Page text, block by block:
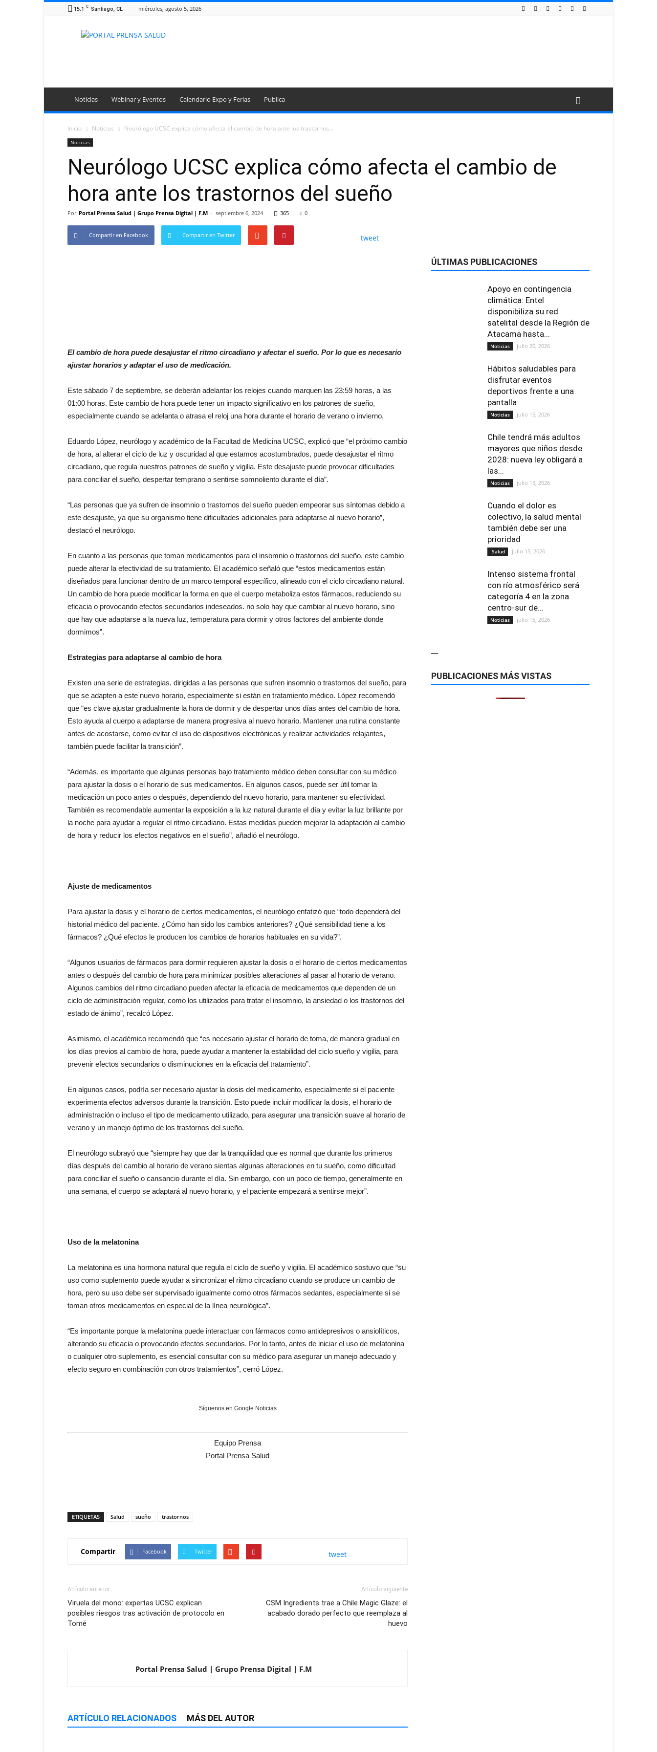
15.1 C Santiago, CL miércoles, agosto 5, 2026
Portal
Noticias Webinar y Eventos Calendario Expo y Ferias Publica
Inicio Noticias Neurólogo UCSC explica cómo afecta el cambio de hora ante los trastornos...
Noticias
Neurólogo UCSC explica cómo afecta el cambio de
hora ante los trastornos del sueño
Por Portal Prensa Salud | Grupo Prensa Digital | F.M - septiembre 6, 2024 365 0
Compartir en Facebook Compartir en Twitter tweet
El cambio de hora puede desajustar el ritmo circadiano y afectar el sueño. Por lo que es necesario
ajustar horarios y adaptar el uso de medicación.
Este sábado 7 de septiembre, se deberán adelantar los relojes cuando marquen las 23:59 horas, a las
01:00 horas. Este cambio de hora puede tener un impacto significativo en los patrones de sueño,
especialmente cuando se adelanta o atrasa el reloj una hora durante el horario de verano o invierno.
Eduardo López, neurólogo y académico de la Facultad de Medicina UCSC, explicó que “el próximo cambio
de hora, al alterar el ciclo de luz y oscuridad al que estamos acostumbrados, puede desajustar el ritmo
circadiano, que regula nuestros patrones de sueño y vigilia. Este desajuste puede provocar dificultades
para conciliar el sueño, despertar temprano o sentirse somnoliento durante el día”.
“Las personas que ya sufren de insomnio o trastornos del sueño pueden empeorar sus síntomas debido a
este desajuste, ya que su organismo tiene dificultades adicionales para adaptarse al nuevo horario”,
destacó el neurólogo.
En cuanto a las personas que toman medicamentos para el insomnio o trastornos del sueño, este cambio
puede alterar la efectividad de su tratamiento. El académico señaló que “estos medicamentos están
diseñados para funcionar dentro de un marco temporal específico, alineado con el ciclo circadiano natural.
Un cambio de hora puede modificar la forma en que el cuerpo metaboliza estos fármacos, reduciendo su
eficacia o provocando efectos secundarios indeseados. no solo hay que cambiar al nuevo horario, sino
que hay que adaptarse a la nueva luz, temperatura para dormir y otros factores del ambiente donde
dormimos”.
Estrategias para adaptarse al cambio de hora
Existen una serie de estrategias, dirigidas a las personas que sufren insomnio o trastornos del sueño, para
que se adapten a este nuevo horario, especialmente si están en tratamiento médico. López recomendó
que “es clave ajustar gradualmente la hora de dormir y de despertar unos días antes del cambio de hora.
Esto ayuda al cuerpo a adaptarse de manera progresiva al nuevo horario. Mantener una rutina constante
antes de acostarse, como evitar el uso de dispositivos electrónicos y realizar actividades relajantes,
también puede facilitar la transición”.
“Además, es importante que algunas personas bajo tratamiento médico deben consultar con su médico
para ajustar la dosis o el horario de sus medicamentos. En algunos casos, puede ser útil tomar la
medicación un poco antes o después, dependiendo del nuevo horario, para mantener su efectividad.
También es recomendable aumentar la exposición a la luz natural durante el día y evitar la luz brillante por
la noche para ayudar a regular el ritmo circadiano. Estas medidas pueden mejorar la adaptación al cambio
de hora y reducir los efectos negativos en el sueño”, añadió el neurólogo.
Ajuste de medicamentos
Para ajustar la dosis y el horario de ciertos medicamentos, el neurólogo enfatizó que “todo dependerá del
historial médico del paciente. ¿Cómo han sido los cambios anteriores? ¿Qué sensibilidad tiene a los
fármacos? ¿Qué efectos le producen los cambios de horarios habituales en su vida?”.
“Algunos usuarios de fármacos para dormir requieren ajustar la dosis o el horario de ciertos medicamentos
antes o después del cambio de hora para minimizar posibles alteraciones al pasar al horario de verano.
Algunos cambios del ritmo circadiano pueden afectar la eficacia de medicamentos que dependen de un
ciclo de administración regular, como los utilizados para tratar el insomnio, la ansiedad o los trastornos del
estado de ánimo”, recalcó López.
Asimismo, el académico recomendó que “es necesario ajustar el horario de toma, de manera gradual en
los días previos al cambio de hora, puede ayudar a mantener la estabilidad del ciclo sueño y vigilia, para
prevenir efectos secundarios o disminuciones en la eficacia del tratamiento”.
En algunos casos, podría ser necesario ajustar la dosis del medicamento, especialmente si el paciente
experimenta efectos adversos durante la transición. Esto puede incluir modificar la dosis, el horario de
administración o incluso el tipo de medicamento utilizado, para asegurar una transición suave al horario de
verano y un manejo óptimo de los trastornos del sueño.
El neurólogo subrayó que “siempre hay que dar la tranquilidad que es normal que durante los primeros
días después del cambio al horario de verano sientas algunas alteraciones en tu sueño, como dificultad
para conciliar el sueño o cansancio durante el día. Sin embargo, con un poco de tiempo, generalmente en
una semana, el cuerpo se adaptará al nuevo horario, y el paciente empezará a sentirse mejor”.
Uso de la melatonina
La melatonina es una hormona natural que regula el ciclo de sueño y vigilia. El académico sostuvo que “su
uso como suplemento puede ayudar a sincronizar el ritmo circadiano cuando se produce un cambio de
hora, pero su uso debe ser supervisado igualmente como otros fármacos sedantes, especialmente si se
toman otros medicamentos en especial de la línea neurológica”.
“Es importante porque la melatonina puede interactuar con fármacos como antidepresivos o ansiolíticos,
alterando su eficacia o provocando efectos secundarios. Por lo tanto, antes de iniciar el uso de melatonina
o cualquier otro suplemento, es esencial consultar con su médico para asegurar un manejo adecuado y
efecto seguro en combinación con otros tratamientos”, cerró López.
Síguenos en Google Noticias
Equipo Prensa
Portal Prensa Salud
ETIQUETAS Salud sueño trastornos
Compartir Facebook Twitter tweet
Artículo anterior
Viruela del mono: expertas UCSC explican
posibles riesgos tras activación de protocolo en
Tomé
Artículo siguiente
CSM Ingredients trae a Chile Magic Glaze: el
acabado dorado perfecto que reemplaza al
huevo
Portal Prensa Salud | Grupo Prensa Digital | F.M
ARTÍCULO RELACIONADOS MÁS DEL AUTOR
ÚLTIMAS PUBLICACIONES
Apoyo en contingencia
climática: Entel
disponibiliza su red
satelital desde la Región de
Atacama hasta...
Noticias julio 20, 2026
Hábitos saludables para
disfrutar eventos
deportivos frente a una
pantalla
Noticias julio 15, 2026
Chile tendrá más adultos
mayores que niños desde
2028: nueva ley obligará a
las...
Noticias julio 15, 2026
Cuando el dolor es
colectivo, la salud mental
también debe ser una
prioridad
Salud julio 15, 2026
Intenso sistema frontal
con río atmosférico será
categoría 4 en la zona
centro-sur de...
Noticias julio 15, 2026
—
PUBLICACIONES MÁS VISTAS